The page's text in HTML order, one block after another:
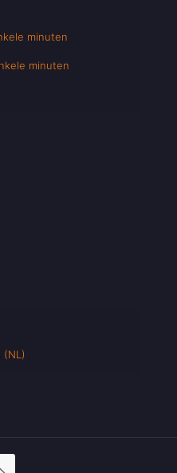
minuten
minuten
(NL)